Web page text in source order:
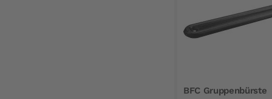
BFC Gruppenbürste